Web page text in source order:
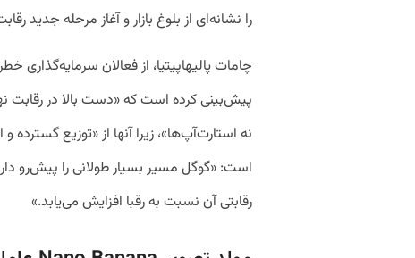
را نشانه‌ای از بلوغ بازار و آغاز مرحله جدید
چامات پالیهاپیتیا، از فعالان سرمایه‌گذاری
پیش‌بینی کرده است که «دست بالا در رقابت
نه استارت‌آپ‌ها»، زیرا آنها از «توزیع گسترده
است: «گوگل مسیر بسیار طولانی را پیش‌رو
رقابتی آن نسبت به رقبا افزایش می‌یابد.»